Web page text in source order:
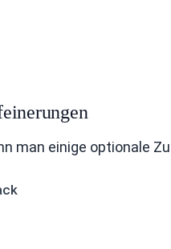
man einige optionale